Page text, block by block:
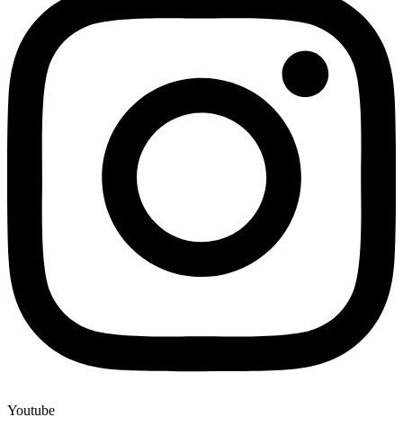
Youtube